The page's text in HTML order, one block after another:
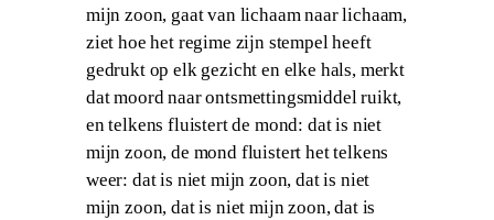
mijn zoon, gaat van lichaam naar lichaam,
ziet hoe het regime zijn stempel heeft
gedrukt op elk gezicht en elke hals, merkt
dat moord naar ontsmettingsmiddel ruikt,
en telkens fluistert de mond: dat is niet
mijn zoon, de mond fluistert het telkens
weer: dat is niet mijn zoon, dat is niet
mijn zoon, dat is niet mijn zoon, dat is